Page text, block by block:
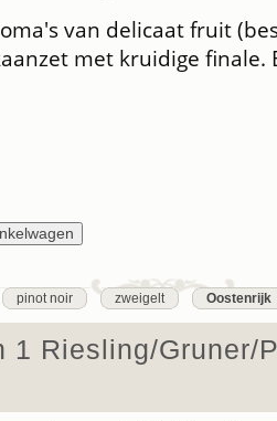
van delicaat fruit
met kruidige finale.
pinot noir zweigelt Oostenrijk
1 Riesling/Gruner/